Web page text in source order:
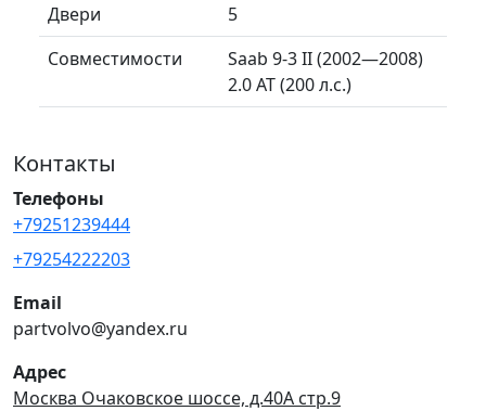
Двери
5
Совместимости
Saab 9-3 II (2002—2008)
2.0 AT (200 л.с.)
Контакты
Телефоны
+79251239444
+79254222203
Email
partvolvo@yandex.ru
Адрес
Москва Очаковское шоссе, д.40А стр.9